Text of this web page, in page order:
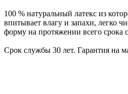
100 % натуральный латекс из
впитывает влагу и запахи, легко
форму на протяжении всего срока
Срок службы 30 лет. Гарантия на